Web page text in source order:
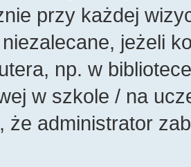
przy każdej
jeżeli
np. w
w szkole / na
że administrator